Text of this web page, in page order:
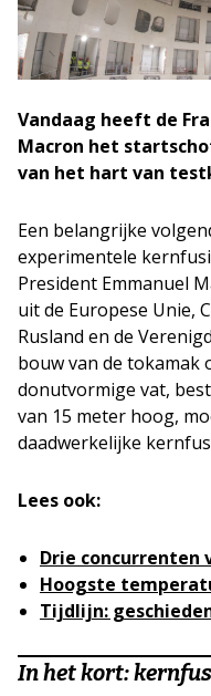
Vandaag heeft de
Macron het
van het hart van
Een belangrijke
experimentele
President Emmanuel
uit de Europese Unie,
Rusland en de
bouw van de tokamak
donutvormige vat,
van 15 meter hoog,
daadwerkelijke
Lees ook:
Drie concurrenten
Hoogste
Tijdlijn:
In het kort: